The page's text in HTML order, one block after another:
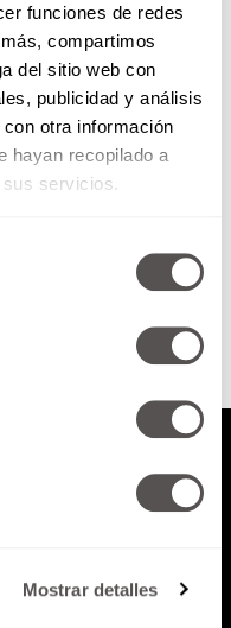
funciones de redes
compartimos
del sitio web con
publicidad y análisis
otra información
hayan recopilado a
servicios.
Mostrar detalles
tu piel
de
cuidar la
y con
una